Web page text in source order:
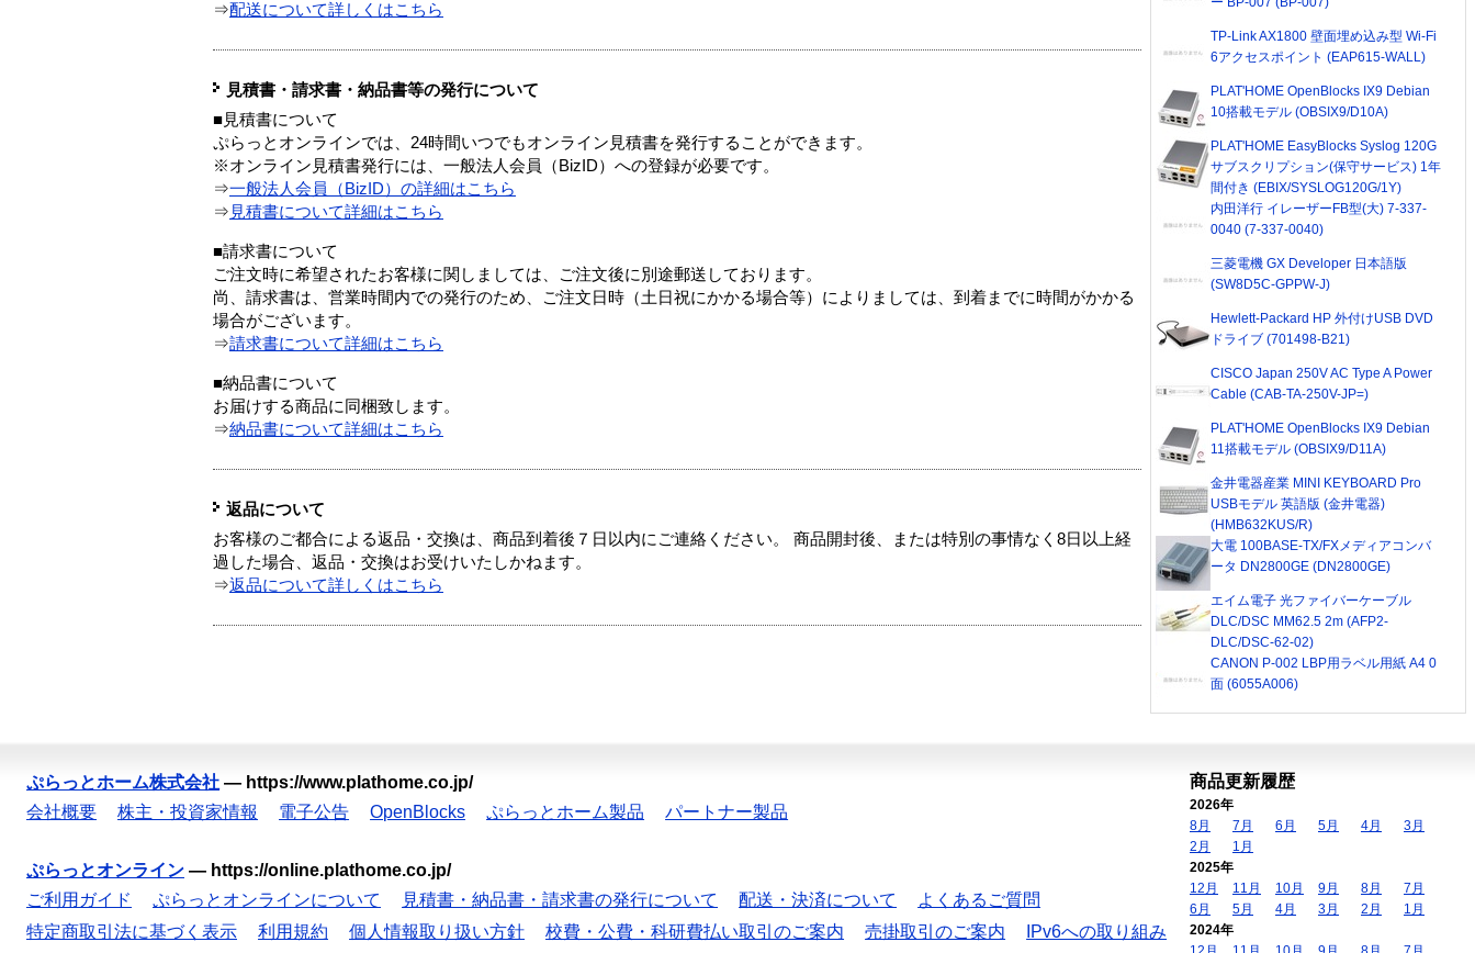
⇒配送について詳しくはこちら
見積書・請求書・納品書等の発行について
■見積書について
ぷらっとオンラインでは、24時間いつでもオンライン見積書を発行することができます。
※オンライン見積書発行には、一般法人会員（BizID）への登録が必要です。
⇒一般法人会員（BizID）の詳細はこちら
⇒ 見積書について詳細はこちら
■請求書について
ご注文時に希望されたお客様に関しましては、ご注文後に別途郵送しております。
尚、請求書は、営業時間内での発行のため、ご注文日時（土日祝にかかる場合等）によりましては、到着までに時間がかかる
場合がございます。
⇒請求書について詳細はこちら
■納品書について
お届けする商品に同梱致します。
⇒納品書について詳細はこちら
返品について
お客様のご都合による返品・交換は、商品到着後７日以内にご連絡ください。 商品開封後、または特別の事情なく8日以上経
過した場合、返品・交換はお受けいたしかねます。
⇒返品について詳しくはこちら
TP-Link AX1800 壁面埋め込み型 Wi-Fi
6アクセスポイント (EAP615-WALL)
PLAT'HOME OpenBlocks IX9 Debian
10搭載モデル (OBSIX9/D10A)
PLAT'HOME EasyBlocks Syslog 120G
サブスクリプション(保守サービス) 1年
間付き (EBIX/SYSLOG120G/1Y)
内田洋行 イレーザーFB型(大) 7-337-
0040 (7-337-0040)
三菱電機 GX Developer 日本語版
(SW8D5C-GPPW-J)
Hewlett-Packard HP 外付けUSB DVD
ドライブ (701498-B21)
CISCO Japan 250V AC Type A Power
Cable (CAB-TA-250V-JP=)
PLAT'HOME OpenBlocks IX9 Debian
11搭載モデル (OBSIX9/D11A)
金井電器産業 MINI KEYBOARD Pro
USBモデル 英語版 (金井電器)
(HMB632KUS/R)
大電 100BASE-TX/FXメディアコンバ
ータ DN2800GE (DN2800GE)
エイム電子 光ファイバーケーブル
DLC/DSC MM62.5 2m (AFP2-
DLC/DSC-62-02)
CANON P-002 LBP用ラベル用紙 A4 0
面 (6055A006)
ぷらっとホーム株式会社 — https://www.plathome.co.jp/
会社概要
株主・投資家情報 電子公告 OpenBlocks ぷらっとホーム製品 パートナー製品
ぷらっとオンライン — https://online.plathome.co.jp/
ご利用ガイド
ぷらっとオンラインについて 見積書・納品書・請求書の発行について 配送・決済について
よくあるご質問
特定商取引法に基づく表示
利用規約 個人情報取り扱い方針 校費・公費・科研費払い取引のご案内 売掛取引のご案内
IPv6への取り組み
商品更新履歴
2026年
8月
7月 6月 5月 4月
3月
2月
1月
2025年
12月
11月 10月 9月 8月
7月
6月
5月 4月 3月 2月
1月
2024年